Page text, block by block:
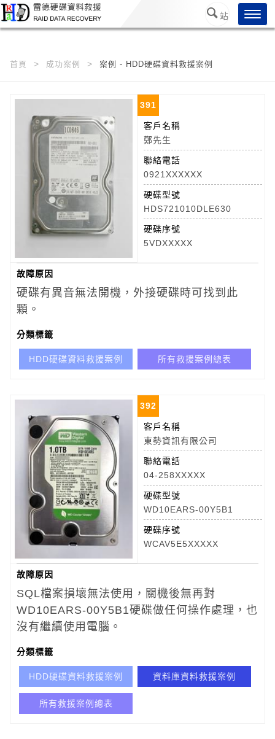
/**/
站
內搜
首頁 成功案例 案例 - HDD硬碟資料救援案例
391
客戶名稱
鄭先生
聯絡電話
0921XXXXXX
硬碟型號
HDS721010DLE630
硬碟序號
5VDXXXXX
故障原因
硬碟有異音無法開機，外接硬碟時可找到此
顆。
分類標籤
HDD硬碟資料救援案例 所有救援案例總表
392
客戶名稱
東勢資訊有限公司
聯絡電話
04-258XXXXX
硬碟型號
WD10EARS-00Y5B1
硬碟序號
WCAV5E5XXXXX
故障原因
SQL檔案損壞無法使用，關機後無再對
WD10EARS-00Y5B1硬碟做任何操作處理，也
沒有繼續使用電腦。
分類標籤
HDD硬碟資料救援案例 資料庫資料救援案例
所有救援案例總表